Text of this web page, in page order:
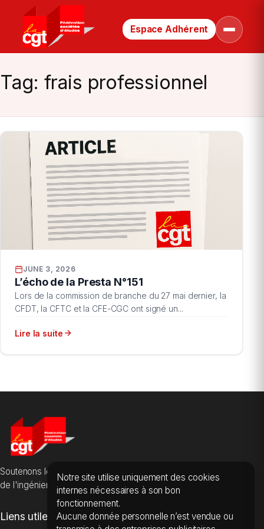
Retour
page
d’accueil
Espace Adhérent
Ouvrir
le
Tag: frais professionnel
JUNE 3, 2026
L’écho de la Presta N°151
Lors de la commission de branche du 27 mai dernier, la
CFDT, la CFTC et la CFE-CGC ont signé un...
Lire la suite
Soutenons les salarié·es des sociétés d'études, du conseil et
de l'ingénierie.
Liens utiles
Notre site utilise uniquement des cookies
internes nécessaires à son bon
fonctionnement.
Aucune donnée personnelle n’est vendue ou